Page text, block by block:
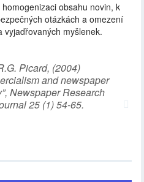
obsahu novin, k
otázkách a omezení
vyjadřovaných myšlenek.
Picard, (2004)
and newspaper
Newspaper Research
25 (1) 54-65.